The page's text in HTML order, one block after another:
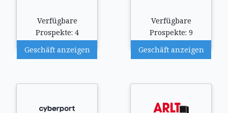
Verfügbare
Prospekte: 4
Geschäft anzeigen
Verfügbare
Prospekte: 9
Geschäft anzeigen